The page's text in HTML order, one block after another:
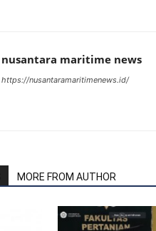
nusantara maritime news
https://nusantaramaritimenews.id/
MORE FROM AUTHOR